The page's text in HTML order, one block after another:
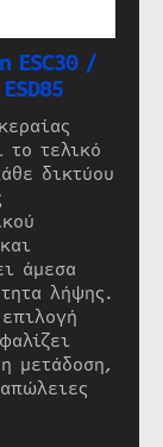
ESC30 /
το τελικό
δικτύου
άμεσα
λήψης.
μετάδοση,